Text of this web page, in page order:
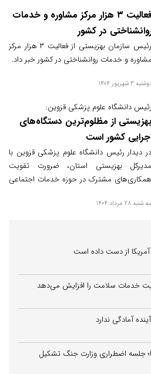
فعالیت ۳ هزار مرکز مشاوره و خدمات
در کشور
رئیس سازمان بهزیستی از فعالیت ۳ هزار مرکز
مشاوره و خدمات روانشناختی در کشور خبر داد.
3 شهریور 1404
رئیس دانشگاه علوم پزشکی قزوین:
بهزیستی از مظلوم‌ترین دستگاه‌های
کشور است
در دیدار رئیس دانشگاه علوم پزشکی قزوین با
مدیرکل بهزیستی استان، ضرورت تقویت
همکاری‌های مشترک در حوزه خدمات اجتماعی
را یکی از مظلوم‌ترین دستگاه‌های
اعلام کرد.
شنبه 28 مرداد 1404
آمریکا از دست داده است
خدمات سلامت را افزایش می‌دهد
آمادگی ندارد
جلسه اضطراری وزارت جنگ تشکیل